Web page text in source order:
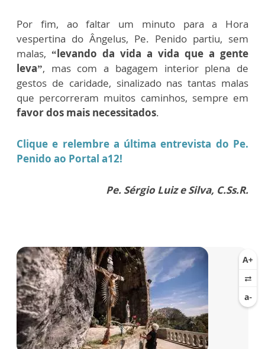
Por fim, ao faltar um minuto para a Hora
vespertina do Ângelus, Pe. Penido partiu, sem
malas, “levando da vida a vida que a gente
leva”, mas com a bagagem interior plena de
gestos de caridade, sinalizado nas tantas malas
que percorreram muitos caminhos, sempre em
favor dos mais necessitados.
Clique e relembre a última entrevista do Pe.
Penido ao Portal a12!
Pe. Sérgio Luiz e Silva, C.Ss.R.